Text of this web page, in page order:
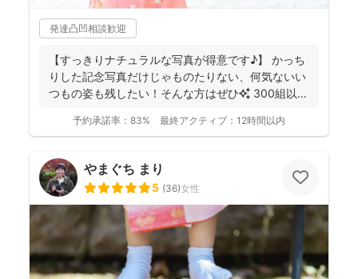
発達凸凹相談歓迎
【すっきりナチュラルな写真が得意です♪】 かっち
りした記念写真だけじゃものたりない、何気ないい
つもの姿も残したい！そんな方はぜひ✨️ 300組以上
予約承諾率： 83% 最終アクティブ： 12時間以内
やまぐち まり
5 (36)女性